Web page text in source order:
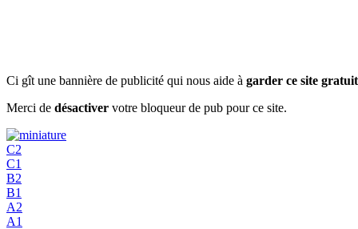
Ci gît une bannière de publicité qui nous aide à garder ce site gratuit
Merci de désactiver votre bloqueur de pub pour ce site.
C2
C1
B2
B1
A2
A1